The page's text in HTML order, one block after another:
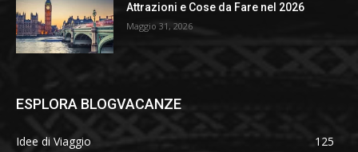
Attrazioni e Cose da Fare nel 2026
Maggio 31, 2026
ESPLORA BLOGVACANZE
Idee di Viaggio
125